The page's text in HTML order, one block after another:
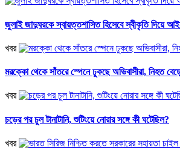
জুলাই জাদুঘরকে স্বায়ত্তশাসিত হিসেবে স্বীকৃতি দিয়ে
খবর
মরক্কো থেকে সাঁতরে স্পেনে ঢুকছে অভিবাসীরা, নিহত
খবর
চড়ের পর চুল টানাটানি, শুটিংয়ে নোরার সঙ্গে কী ঘটেছিল?
খবর